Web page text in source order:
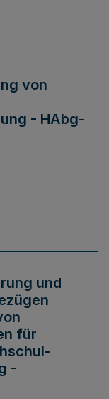
von
- HAbg-
und
für
-